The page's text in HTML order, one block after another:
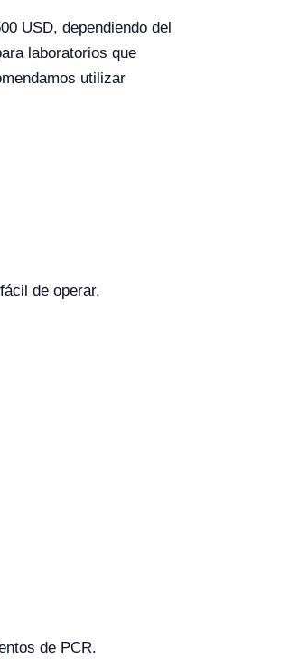
USD, dependiendo del
laboratorios que
utilizar
de operar.
de PCR.